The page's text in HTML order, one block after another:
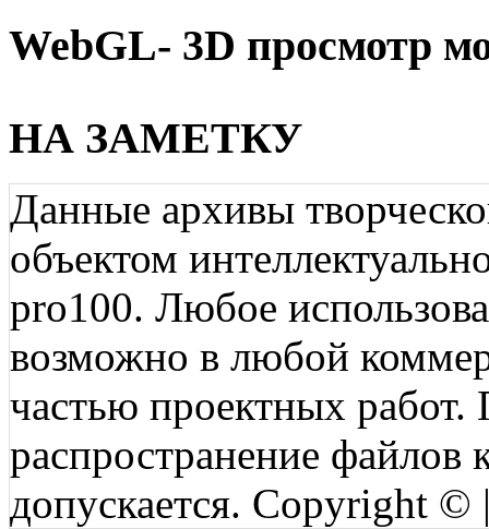
WebGL- 3D просмотр
НА ЗАМЕТКУ
Данные архивы
объектом
pro100. Любое
возможно в любой
частью проектных
распространение файлов
допускается. Copyright